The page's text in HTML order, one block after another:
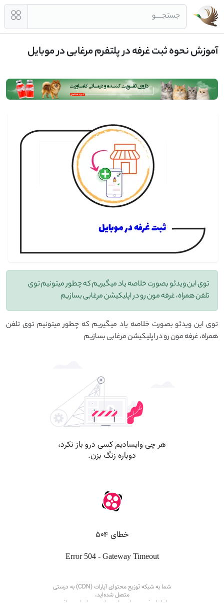
جستجــــو
آموزش نحوه ثبت غرفه در پلتفرم مرغابی در موبایل
توی این ویدئو بصورت خلاصه یاد میگیریم که چطور میتونیم توی
تلفن همراه، غرفه مون رو در اپلیکیشن مرغابی بسازیم
توی این ویدئو بصورت خلاصه یاد میگیریم که چطور میتونیم توی تلفن
همراه، غرفه مون رو در اپلیکیشن مرغابی بسازیم